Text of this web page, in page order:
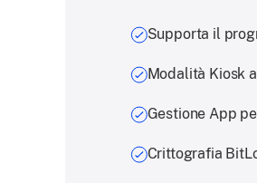
Supporta il
Modalità Kiosk
Gestione App
Crittografia